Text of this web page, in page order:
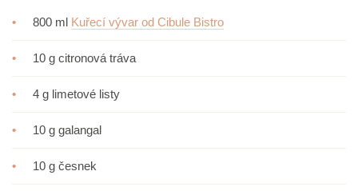
• 800 ml Kuřecí vývar od Cibule Bistro
• 10 g citronová tráva
• 4 g limetové listy
• 10 g galangal
• 10 g česnek